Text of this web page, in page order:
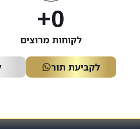
לקוחות מרוצים
0
+
לקביעת תור